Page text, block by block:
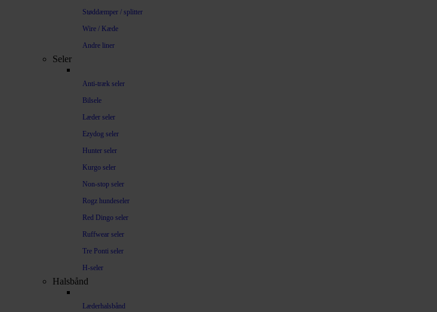
Støddæmper / splitter
Wire / Kæde
Andre liner
Seler
Anti-træk seler
Bilsele
Læder seler
Ezydog seler
Hunter seler
Kurgo seler
Non-stop seler
Rogz hundeseler
Red Dingo seler
Ruffwear seler
Tre Ponti seler
H-seler
Halsbånd
Læderhalsbånd